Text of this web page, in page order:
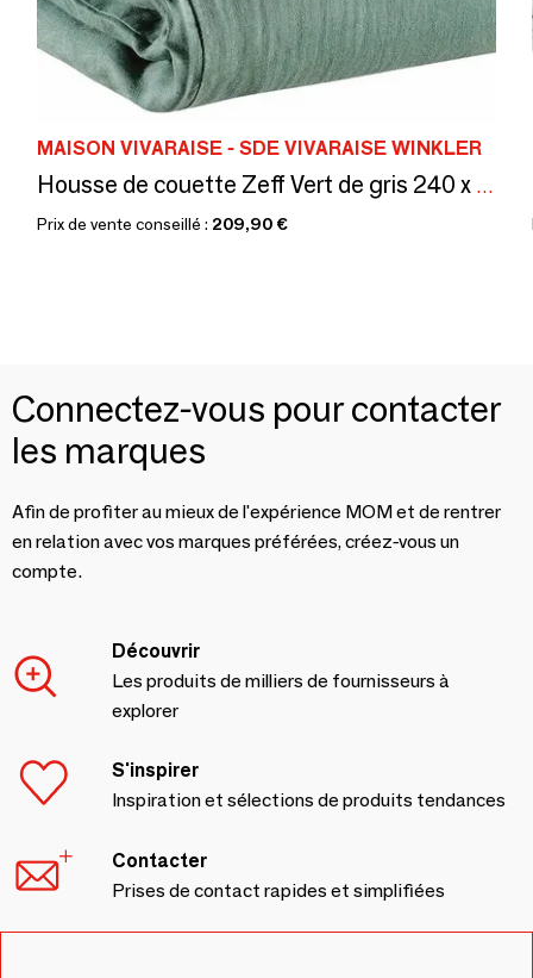
MAISON VIVARAISE - SDE VIVARAISE WINKLER
Housse de couette Zeff Vert de gris 240 x 220
Prix de vente conseillé : 209,90 €
Connectez-vous pour contacter
les marques
Afin de profiter au mieux de l'expérience MOM et de rentrer
en relation avec vos marques préférées, créez-vous un
compte.
Découvrir
Les produits de milliers de fournisseurs à
explorer
S'inspirer
Inspiration et sélections de produits tendances
Contacter
Prises de contact rapides et simplifiées